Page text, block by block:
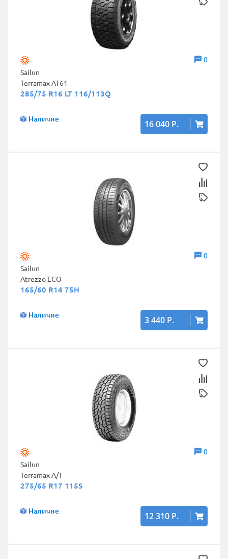
0
Sailun
Terramax AT61
285/75 R16 LT 116/113Q
Наличие 16 040 Р.
0
Sailun
Atrezzo ECO
165/60 R14 75H
Наличие 3 440 Р.
0
Sailun
Terramax A/T
275/65 R17 115S
Наличие 12 310 Р.